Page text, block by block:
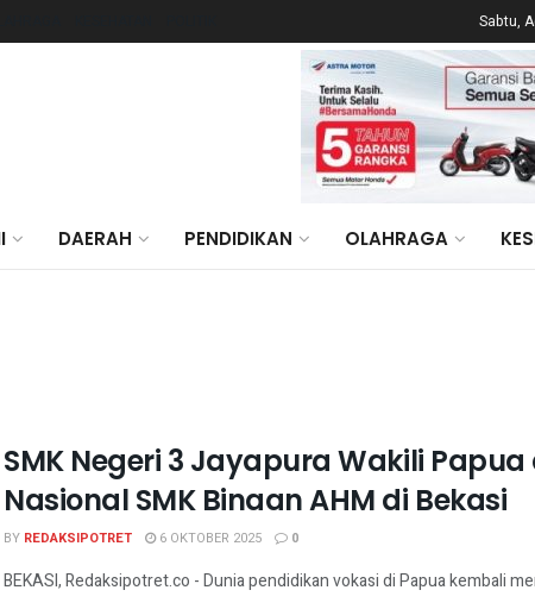
Sabtu,
DAERAH PENDIDIKAN OLAHRAGA
SMK Negeri 3 Jayapura Wakili
Nasional SMK Binaan AHM di Bekasi
BY REDAKSIPOTRET 6 OKTOBER 2025 0
BEKASI, Redaksipotret.co - Dunia pendidikan vokasi di Papua kembali